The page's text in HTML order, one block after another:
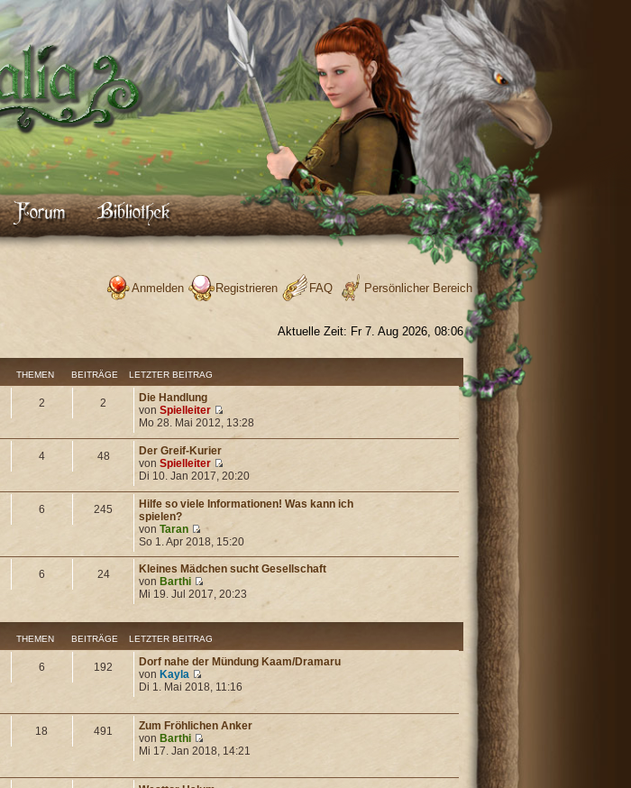
Persönlicher Bereich
FAQ
Registrieren
Anmelden
Aktuelle Zeit: Fr 7. Aug 2026, 08:06
THEMEN BEITRÄGE LETZTER BEITRAG
2 2
Die Handlung
vonSpielleiter
Mo 28. Mai 2012, 13:28
4 48
Der Greif-Kurier
vonSpielleiter
Di 10. Jan 2017, 20:20
6 245
Hilfe so viele Informationen! Was kann ich
spielen?
vonTaran
So 1. Apr 2018, 15:20
6 24
Kleines Mädchen sucht Gesellschaft
vonBarthi
Mi 19. Jul 2017, 20:23
THEMEN BEITRÄGE LETZTER BEITRAG
6 192
Dorf nahe der Mündung Kaam/Dramaru
vonKayla
Di 1. Mai 2018, 11:16
18 491
Zum Fröhlichen Anker
vonBarthi
Mi 17. Jan 2018, 14:21